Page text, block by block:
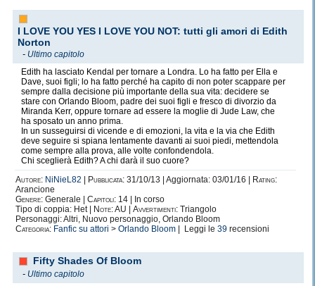
I LOVE YOU YES I LOVE YOU NOT: tutti gli amori di Edith
Norton
- Ultimo capitolo
Edith ha lasciato Kendal per tornare a Londra. Lo ha fatto per Ella e
Dave, suoi figli; lo ha fatto perché ha capito di non poter scappare per
sempre dalla decisione più importante della sua vita: decidere se
stare con Orlando Bloom, padre dei suoi figli e fresco di divorzio da
Miranda Kerr, oppure tornare ad essere la moglie di Jude Law, che
ha sposato un anno prima.
In un susseguirsi di vicende e di emozioni, la vita e la via che Edith
deve seguire si spiana lentamente davanti ai suoi piedi, mettendola
come sempre alla prova, alle volte confondendola.
Chi sceglierà Edith? A chi darà il suo cuore?
Autore: NiNieL82 Pubblicata: 31/10/13 | Aggiornata: 03/01/16 |
Rating:
Arancione
Genere: Generale | Capitoli: 14 | In corso
Tipo di coppia: Het |
Note:AU | Avvertimenti: Triangolo
Personaggi: Altri, Nuovo personaggio, Orlando Bloom
Categoria: Fanfic su attori > Orlando Bloom | Leggi le 39 recensioni
Fifty Shades Of Bloom
- Ultimo capitolo